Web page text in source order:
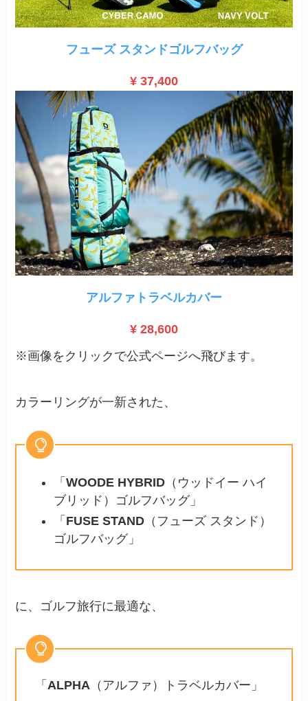
フューズ スタンドゴルフバッグ
¥ 37,400
アルファトラベルカバー
¥ 28,600
※画像をクリックで公式ページへ飛びます。
カラーリングが一新された、
「WOODE HYBRID （ウッドイー ハイ
ブリッド）ゴルフバッグ」
「 FUSE STAND （フューズ スタンド）
ゴルフバッグ」
に、ゴルフ旅行に最適な、
「 ALPHA （アルファ）トラベルカバー」